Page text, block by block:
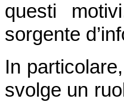
questi
sorgente
In
svolge un